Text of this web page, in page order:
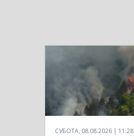
СУБОТА, 08.08.2026 | 11:28